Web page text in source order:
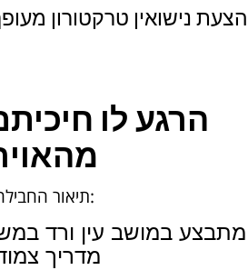
הצעת נישואין טרקטורון
הרגע לו
:תיאור
מדריך